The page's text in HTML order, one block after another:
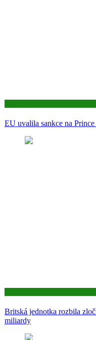
EU uvalila sankce na
Britská jednotka rozbila
miliardy